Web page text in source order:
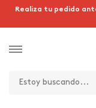
Realiza tu pedido